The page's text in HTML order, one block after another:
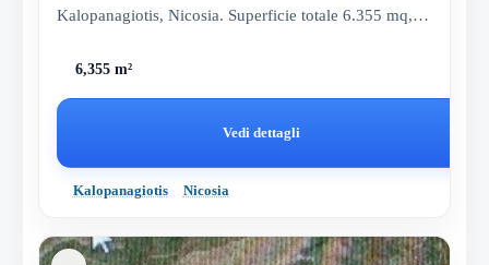
Kalopanagiotis, Nicosia. Superficie totale 6.355 mq, a
6,355 m²
Vedi dettagli
Kalopanagiotis Nicosia